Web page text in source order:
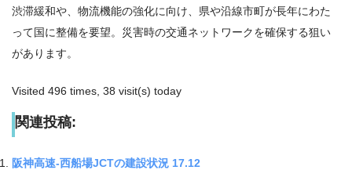
渋滞緩和や、物流機能の強化に向け、県や沿線市町が長年にわた
って国に整備を要望。災害時の交通ネットワークを確保する狙い
があります。
Visited 496 times, 38 visit(s) today
関連投稿:
阪神高速-西船場JCTの建設状況 17.12